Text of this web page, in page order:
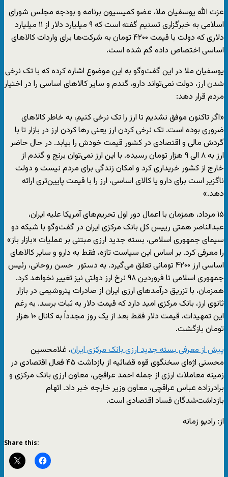
عزت الله یوسفیان ملا، عضو کمیسیون برنامه و بودجه مجلس شورای
اسلامی به خبرگزاری تسنیم گفته است که ۹ میلیارد دلار از ۱۱ میلیارد
دلاری که دولت با قیمت ۴۲۰۰ تومان به شرکت‌ها برای واردات کالاهای
اساسی اختصاص داده گم شده است.
یوسفیان ملا در این گفت‌وگو به این موضوع اشاره کرده که با تک نرخی
شدن ارز، دولت نمی‌تواند دارو، گندم و سایر کالاهای اساسی را در اختیار
مردم قرار دهد:
«اگر تاکنون موفق نشدیم تا ارز را تک نرخی کنیم، به خاطر کالاهای
ضروری بوده است. تک نرخی کردن ارز یعنی رها کردن ارز در بازار تا با
گردش مالی و اقتصادی در کشور قیمت خودش را بیابد. در حال حاضر
ارز به ۸ الی ۹ هزار تومان رسیده. با این ارز نمی‌توان برنج و گندم از
خارج از کشور خریداری کرد و امکان زندگی برای مردم نیست و دولت
ناگزیر است برای دارو یا کالای اساسی، ارز را با قیمت پایین‌تری ارائه
دهد.»
۱۵ مرداد، همزمان با اعمال دور اول تحریم‌های آمریکا علیه ایران،
عبدالناصر همتی رییس کل بانک مرکزی ایران در گفت‌وگو با شبکه دو
سیمای جمهوری اسلامی، بسته جدید ارزی مبتنی بر عملیات «بازار باز»
را معرفی کرد. بر اساس این سیاست تازه، فقط به دارو و سایر کالاهای
اساسی ارز ۴۲۰۰ تومانی تعلق می‌‌گیرد. به دستور حسن روحانی، رئیس
جمهوری اسلامی تا فروردین ۹۸ نرخ ارز دولتی نیز تغییر نخواهد کرد.
همزمان، با تزریق درآمدهای ارزی ایران از صادرات پتروشیمی در بازار
ثانوی ارز، بانک مرکزی امید دارد که قیمت دلار به ثبات برسد. به رغم
این تمهیدات، قیمت دلار فقط بعد از یک روز مجدداً به کانال ۱۰ هزار
تومان بازگشت.
پیش از معرفی بسته جدید ارزی بانک مرکزی ایران، غلامحسین
محسنی اژه‌ای سخنگوی قوه قضائیه از بازداشت ۴۵ فعال اقتصادی در
زمینه معاملات ارزی از جمله احمد عراقچی، معاون ارزی بانک مرکزی و
برادرزاده عباس عراقچی، معاون وزیر خارجه خبر داد. اتهام
بازداشت‌شدگان فساد اقتصادی است.
از: رادیو زمانه
Share this: